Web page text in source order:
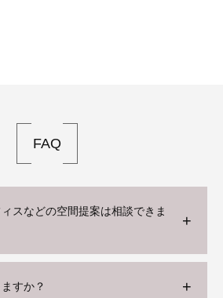
FAQ
スなどの空間提案は相談できま
すか？